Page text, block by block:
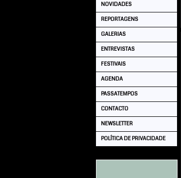
NOVIDADES
REPORTAGENS
GALERIAS
ENTREVISTAS
FESTIVAIS
AGENDA
PASSATEMPOS
CONTACTO
NEWSLETTER
POLÍTICA DE PRIVACIDADE